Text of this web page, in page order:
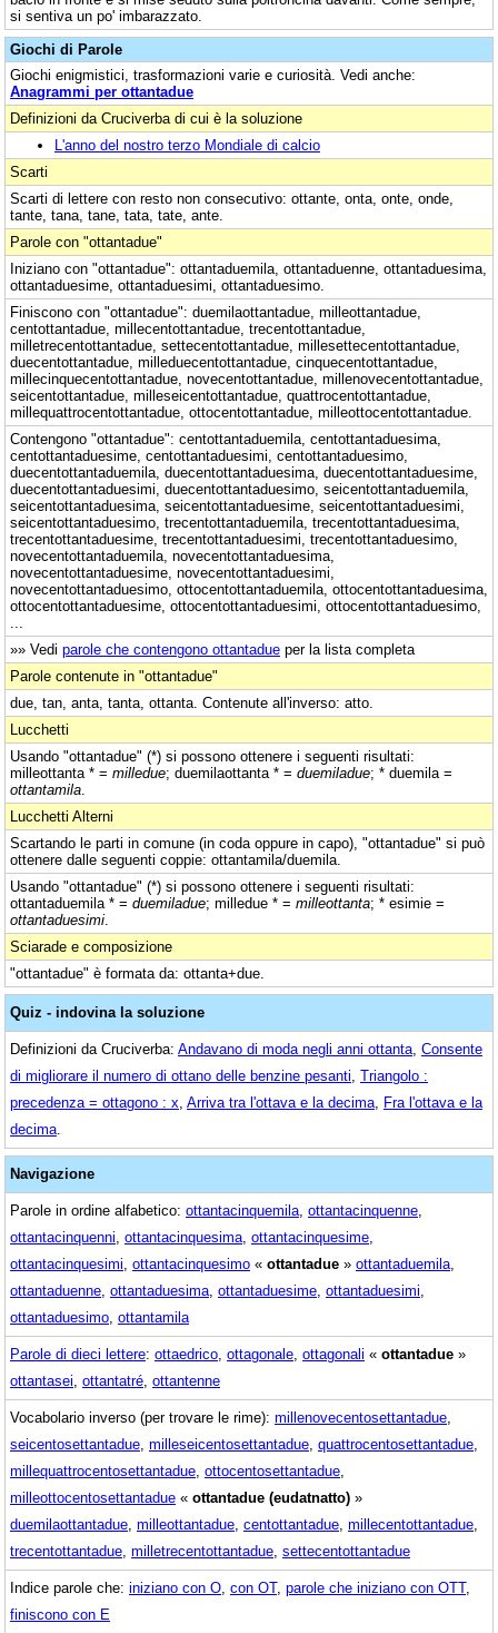
si sentiva un po' imbarazzato.
Giochi di Parole
Giochi enigmistici, trasformazioni varie e curiosità. Vedi anche:
Anagrammi per ottantadue
Definizioni da Cruciverba di cui è la soluzione
L'anno del nostro terzo Mondiale di calcio
Scarti
Scarti di lettere con resto non consecutivo: ottante, onta, onte, onde,
tante, tana, tane, tata, tate, ante.
Parole con "ottantadue"
Iniziano con "ottantadue": ottantaduemila, ottantaduenne, ottantaduesima,
ottantaduesime, ottantaduesimi, ottantaduesimo.
Finiscono con "ottantadue": duemilaottantadue, milleottantadue,
centottantadue, millecentottantadue, trecentottantadue,
milletrecentottantadue, settecentottantadue, millesettecentottantadue,
duecentottantadue, milleduecentottantadue, cinquecentottantadue,
millecinquecentottantadue, novecentottantadue, millenovecentottantadue,
seicentottantadue, milleseicentottantadue, quattrocentottantadue,
millequattrocentottantadue, ottocentottantadue, milleottocentottantadue.
Contengono "ottantadue": centottantaduemila, centottantaduesima,
centottantaduesime, centottantaduesimi, centottantaduesimo,
duecentottantaduemila, duecentottantaduesima, duecentottantaduesime,
duecentottantaduesimi, duecentottantaduesimo, seicentottantaduemila,
seicentottantaduesima, seicentottantaduesime, seicentottantaduesimi,
seicentottantaduesimo, trecentottantaduemila, trecentottantaduesima,
trecentottantaduesime, trecentottantaduesimi, trecentottantaduesimo,
novecentottantaduemila, novecentottantaduesima,
novecentottantaduesime, novecentottantaduesimi,
novecentottantaduesimo, ottocentottantaduemila, ottocentottantaduesima,
ottocentottantaduesime, ottocentottantaduesimi, ottocentottantaduesimo,
»» Vedi parole che contengono ottantadue per la lista completa
Parole contenute in "ottantadue"
due, tan, anta, tanta, ottanta. Contenute all'inverso: atto.
Lucchetti
Usando "ottantadue" (*) si possono ottenere i seguenti risultati:
milleottanta * = milledue; duemilaottanta * = duemiladue; * duemila =
ottantamila
Lucchetti Alterni
Scartando le parti in comune (in coda oppure in capo), "ottantadue" si può
ottenere dalle seguenti coppie: ottantamila/duemila.
Usando "ottantadue" (*) si possono ottenere i seguenti risultati:
ottantaduemila * = duemiladue; milledue * = milleottanta; * esimie =
ottantaduesimi
Sciarade e composizione
"ottantadue" è formata da: ottanta+due.
Quiz - indovina la soluzione
Definizioni da Cruciverba: Andavano di moda negli anni ottanta Consente
di migliorare il numero di ottano delle benzine pesanti Triangolo :
precedenza = ottagono : x Arriva tra l'ottava e la decima Fra l'ottava e la
decima
Navigazione
Parole in ordine alfabetico: ottantacinquemila ottantacinquenne
ottantacinquenni ottantacinquesima ottantacinquesime
ottantacinquesimi ottantacinquesimo « ottantadue » ottantaduemila
ottantaduenne ottantaduesima ottantaduesime ottantaduesimi
ottantaduesimo ottantamila
Parole di dieci lettere: ottaedrico ottagonale ottagonali « ottantadue »
ottantasei ottantatré ottantenne
Vocabolario inverso (per trovare le rime): millenovecentosettantadue
seicentosettantadue milleseicentosettantadue quattrocentosettantadue
millequattrocentosettantadue ottocentosettantadue
milleottocentosettantadue « ottantadue (eudatnatto) »
duemilaottantadue milleottantadue centottantadue millecentottantadue
trecentottantadue milletrecentottantadue settecentottantadue
Indice parole che: iniziano con O con OT, parole che iniziano con OTT,
finiscono con E